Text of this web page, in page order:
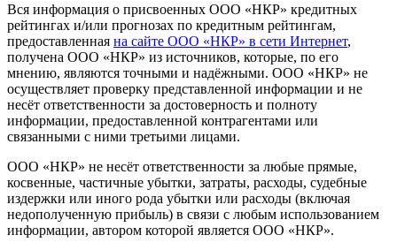
Вся информация о присвоенных ООО «НКР» кредитных
рейтингах и/или прогнозах по кредитным рейтингам,
предоставленная на сайте ООО «НКР» в сети Интернет,
получена ООО «НКР» из источников, которые, по его
мнению, являются точными и надёжными. ООО «НКР» не
осуществляет проверку представленной информации и не
несёт ответственности за достоверность и полноту
информации, предоставленной контрагентами или
связанными с ними третьими лицами.
ООО «НКР» не несёт ответственности за любые прямые,
косвенные, частичные убытки, затраты, расходы, судебные
издержки или иного рода убытки или расходы (включая
недополученную прибыль) в связи с любым использованием
информации, автором которой является ООО «НКР».